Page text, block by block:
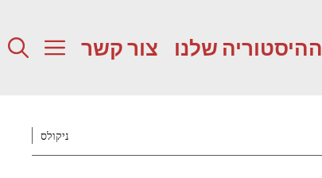
ההיסטוריה שלנו צור קשר
ניקולס